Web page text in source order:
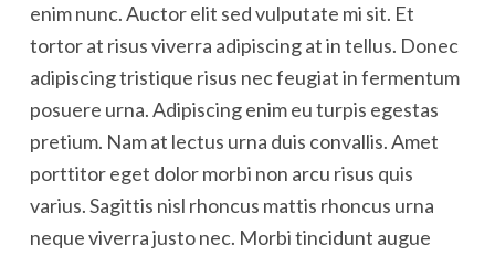
enim nunc. Auctor elit sed vulputate mi sit. Et
tortor at risus viverra adipiscing at in tellus. Donec
adipiscing tristique risus nec feugiat in fermentum
posuere urna. Adipiscing enim eu turpis egestas
pretium. Nam at lectus urna duis convallis. Amet
porttitor eget dolor morbi non arcu risus quis
varius. Sagittis nisl rhoncus mattis rhoncus urna
neque viverra justo nec. Morbi tincidunt augue